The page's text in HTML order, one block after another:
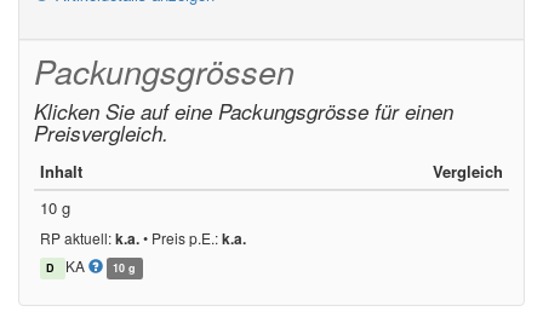
Packungsgrössen
Klicken Sie auf eine Packungsgrösse für einen
Preisvergleich.
Inhalt
Vergleich
10 g
RP aktuell:k.a.• Preis p.E.:k.a.
D KA 10 g